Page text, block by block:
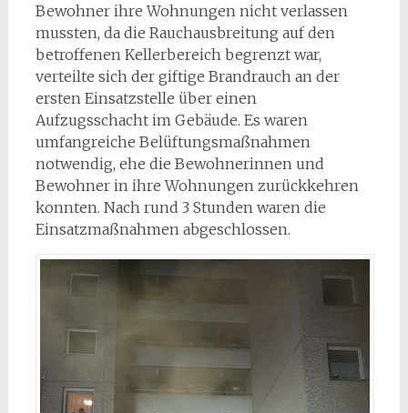
Bewohner ihre Wohnungen nicht verlassen
mussten, da die Rauchausbreitung auf den
betroffenen Kellerbereich begrenzt war,
verteilte sich der giftige Brandrauch an der
ersten Einsatzstelle über einen
Aufzugsschacht im Gebäude. Es waren
umfangreiche Belüftungsmaßnahmen
notwendig, ehe die Bewohnerinnen und
Bewohner in ihre Wohnungen zurückkehren
konnten. Nach rund 3 Stunden waren die
Einsatzmaßnahmen abgeschlossen.